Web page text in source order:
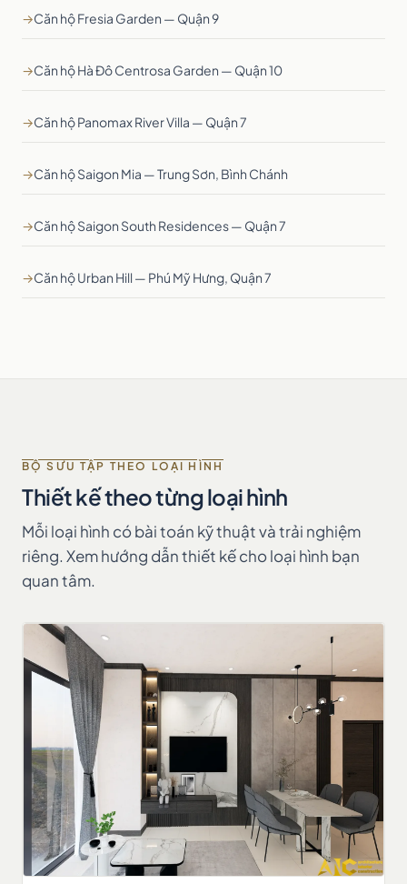
→Căn hộ Fresia Garden — Quận 9
→Căn hộ Hà Đô Centrosa Garden — Quận 10
→Căn hộ Panomax River Villa — Quận 7
→Căn hộ Saigon Mia — Trung Sơn, Bình Chánh
→Căn hộ Saigon South Residences — Quận 7
→Căn hộ Urban Hill — Phú Mỹ Hưng, Quận 7
BỘ SƯU TẬP THEO LOẠI HÌNH
Thiết kế theo từng loại hình
Mỗi loại hình có bài toán kỹ thuật và trải nghiệm
riêng. Xem hướng dẫn thiết kế cho loại hình bạn
quan tâm.